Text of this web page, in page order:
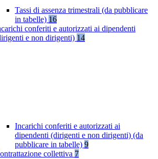
Tassi di assenza trimestrali (da pubblicare
in tabelle) 16
conferiti e autorizzati ai dipendenti
e non dirigenti) 14
Incarichi conferiti e autorizzati ai
dipendenti (dirigenti e non dirigenti) (da
pubblicare in tabelle) 9
collettiva 7